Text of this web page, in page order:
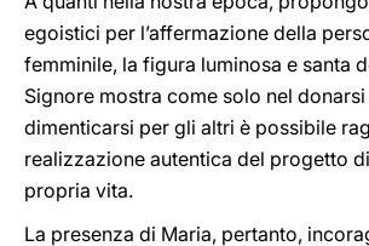
egoistici per l’affermazione della
femminile, la figura luminosa e santa
Signore mostra come solo nel donarsi
dimenticarsi per gli altri è possibile
realizzazione autentica del progetto
propria vita.
La presenza di Maria, pertanto,